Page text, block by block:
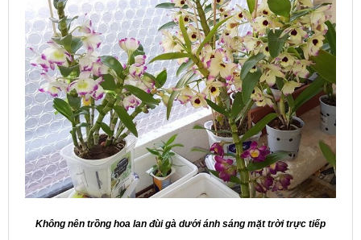
Không nên trồng hoa lan đùi gà dưới ánh sáng mặt trời trực tiếp